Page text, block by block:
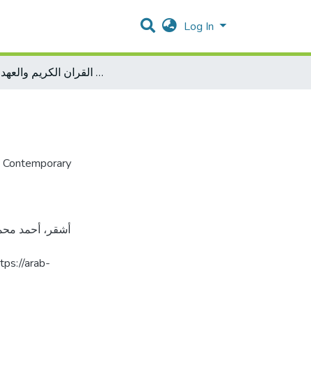
Log In
السيدة مريم عليها السلام في القران الكريم والعهد الجديد
Contemporary